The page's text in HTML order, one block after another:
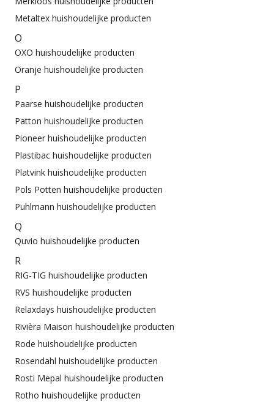
Metaltex huishoudelijke producten
O
OXO huishoudelijke producten
Oranje huishoudelijke producten
P
Paarse huishoudelijke producten
Patton huishoudelijke producten
Pioneer huishoudelijke producten
Plastibac huishoudelijke producten
Platvink huishoudelijke producten
Pols Potten huishoudelijke producten
Puhlmann huishoudelijke producten
Q
Quvio huishoudelijke producten
R
RIG-TIG huishoudelijke producten
RVS huishoudelijke producten
Relaxdays huishoudelijke producten
Rivièra Maison huishoudelijke producten
Rode huishoudelijke producten
Rosendahl huishoudelijke producten
Rosti Mepal huishoudelijke producten
Rotho huishoudelijke producten